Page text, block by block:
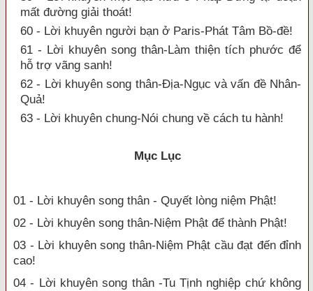
mất đường giải thoát!
60 - Lời khuyên người bạn ở Paris-Phát Tâm Bồ-đề!
61 - Lời khuyên song thân-Làm thiện tích phước để
hỗ trợ vãng sanh!
62 - Lời khuyên song thân-Địa-Ngục và vấn đề Nhân-
Quả!
63 - Lời khuyên chung-Nói chung về cách tu hành!
Mục Lục
01 - Lời khuyên song thân - Quyết lòng niệm Phật!
02 - Lời khuyên song thân-Niệm Phật để thành Phật!
03 - Lời khuyên song thân-Niệm Phật cầu đạt đến đỉnh
cao!
04 - Lời khuyên song thân -Tu Tịnh nghiệp chứ không